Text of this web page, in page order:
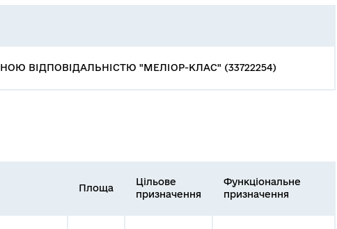
ВІДПОВІДАЛЬНІСТЮ "МЕЛІОР-КЛАС" (33722254)
Площа
Цільове
призначення
Функціональне
призначення